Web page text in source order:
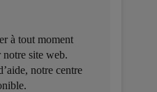
à tout moment
notre site web.
notre centre